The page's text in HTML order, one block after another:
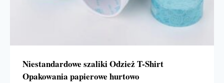
Niestandardowe szaliki Odzież T-Shirt
Opakowania papierowe hurtowo